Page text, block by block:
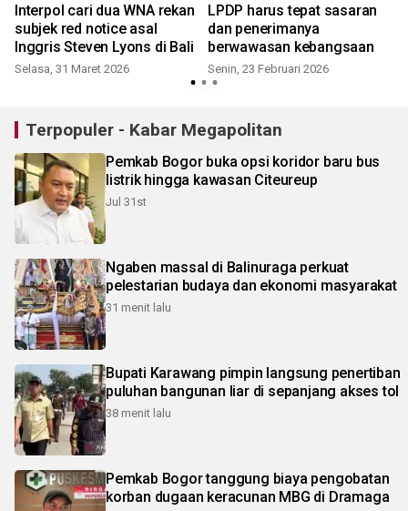
Interpol cari dua WNA rekan
subjek red notice asal
Inggris Steven Lyons di Bali
Selasa, 31 Maret 2026
LPDP harus tepat sasaran
dan penerimanya
berwawasan kebangsaan
Senin, 23 Februari 2026
Terpopuler - Kabar Megapolitan
Pemkab Bogor buka opsi koridor baru bus
listrik hingga kawasan Citeureup
Jul 31st
Ngaben massal di Balinuraga perkuat
pelestarian budaya dan ekonomi masyarakat
31 menit lalu
Bupati Karawang pimpin langsung penertiban
puluhan bangunan liar di sepanjang akses tol
38 menit lalu
Pemkab Bogor tanggung biaya pengobatan
korban dugaan keracunan MBG di Dramaga